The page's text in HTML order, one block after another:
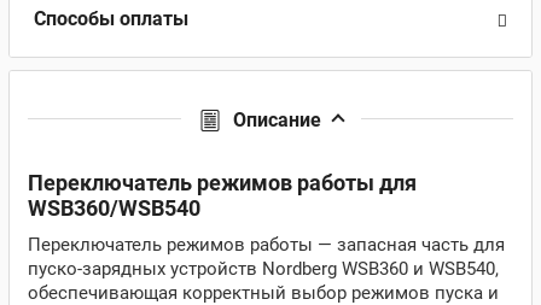
Способы оплаты
Описание
Переключатель режимов работы для
WSB360/WSB540
Переключатель режимов работы — запасная часть для
пуско‑зарядных устройств Nordberg WSB360 и WSB540,
обеспечивающая корректный выбор режимов пуска и